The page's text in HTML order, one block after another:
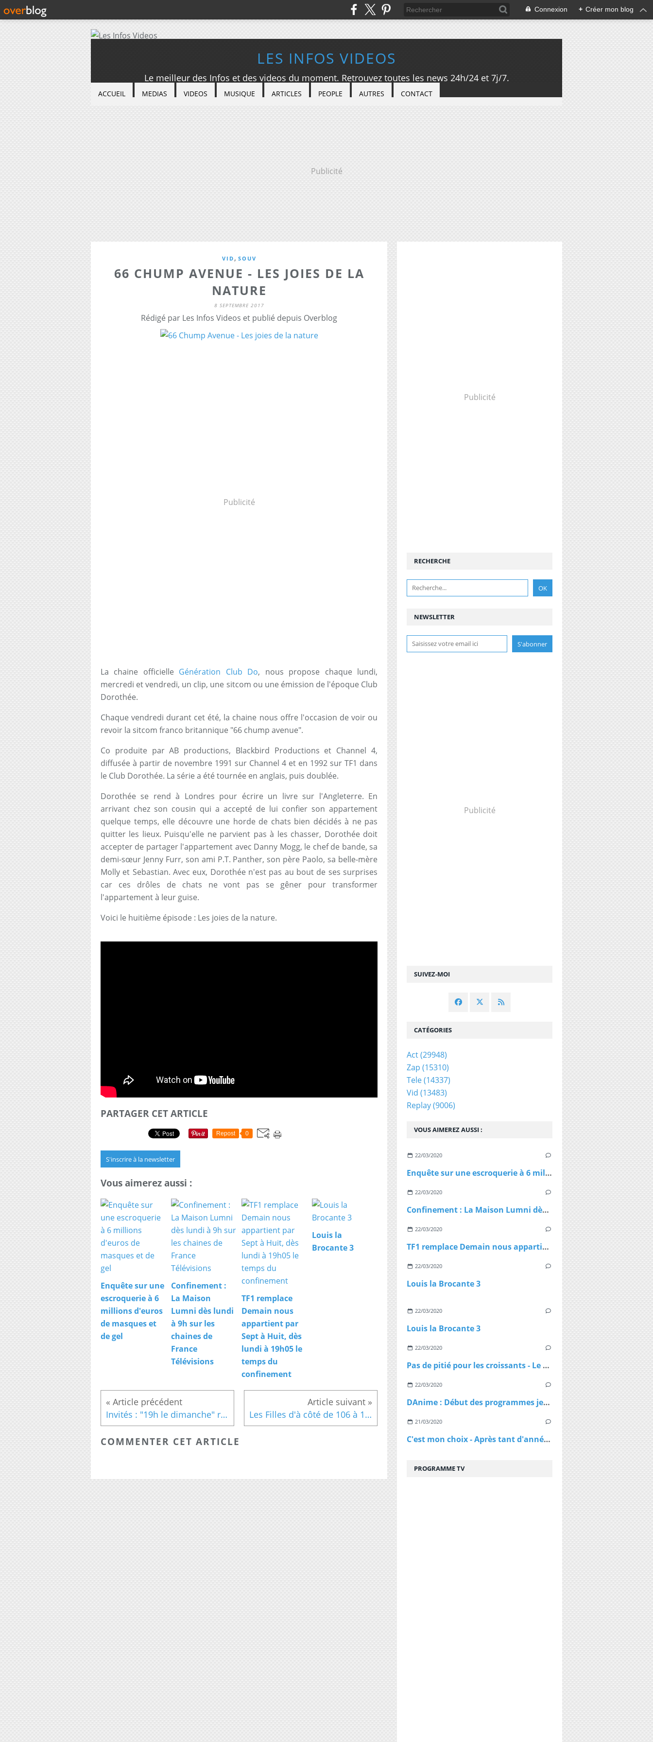
Connexion + Créer mon blog
LES INFOS VIDEOS
Le meilleur des Infos et des videos du moment. Retrouvez toutes les news 24h/24 et 7j/7.
ACCUEIL MEDIAS VIDEOS MUSIQUE ARTICLES PEOPLE AUTRES CONTACT
Publicité
VID , SOUV
66 CHUMP AVENUE - LES JOIES DE LA
NATURE
8 SEPTEMBRE 2017
Rédigé par Les Infos Videos et publié depuis Overblog
Publicité
La chaine officielle Génération Club Do, nous propose chaque lundi,
mercredi et vendredi, un clip, une sitcom ou une émission de l'époque Club
Dorothée.
Chaque vendredi durant cet été, la chaine nous offre l'occasion de voir ou
revoir la sitcom franco britannique "66 chump avenue".
Co produite par AB productions, Blackbird Productions et Channel 4,
diffusée à partir de novembre 1991 sur Channel 4 et en 1992 sur TF1 dans
le Club Dorothée. La série a été tournée en anglais, puis doublée.
Dorothée se rend à Londres pour écrire un livre sur l'Angleterre. En
arrivant chez son cousin qui a accepté de lui confier son appartement
quelque temps, elle découvre une horde de chats bien décidés à ne pas
quitter les lieux. Puisqu'elle ne parvient pas à les chasser, Dorothée doit
accepter de partager l'appartement avec Danny Mogg, le chef de bande, sa
demi-sœur Jenny Furr, son ami P.T. Panther, son père Paolo, sa belle-mère
Molly et Sebastian. Avec eux, Dorothée n'est pas au bout de ses surprises
car ces drôles de chats ne vont pas se gêner pour transformer
l'appartement à leur guise.
Voici le huitième épisode : Les joies de la nature.
PARTAGER CET ARTICLE
Repost 0
S'inscrire à la newsletter
Vous aimerez aussi :
Enquête sur une
escroquerie à 6
millions d'euros
de masques et
de gel
Confinement :
La Maison
Lumni dès lundi
à 9h sur les
chaines de
France
Télévisions
TF1 remplace
Demain nous
appartient par
Sept à Huit, dès
lundi à 19h05 le
temps du
confinement
Louis la
Brocante 3
Invités : "19h le dimanche" reçoit Fabrice Lucchini et Les Insus Les Filles d'à côté de 106 à 110
COMMENTER CET ARTICLE
Publicité
NEWSLETTER
SUIVEZ-MOI
RECHERCHE
Publicité
VOUS AIMEREZ AUSSI :
22/03/2020
Enquête sur une escroquerie à 6 millions d'euros de masques et de gel
22/03/2020
Confinement : La Maison Lumni dès lundi à 9h sur les chaines de France Télévisions
22/03/2020
TF1 remplace Demain nous appartient par Sept à Huit, dès lundi à 19h05 le temps du confinement
22/03/2020
Louis la Brocante 3
22/03/2020
Louis la Brocante 3
22/03/2020
Pas de pitié pour les croissants - Le croissant pirate
22/03/2020
DAnime : Début des programmes jeunesse jusqu'en 1974
21/03/2020
C'est mon choix - Après tant d'années de mariage, vais-je réussir à te séduire à nouveau ?
CATÉGORIES
Act(29948)
Zap (15310)
Tele(14337)
Vid (13483)
Replay(9006)
PROGRAMME TV